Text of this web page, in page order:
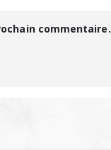
commentaire.